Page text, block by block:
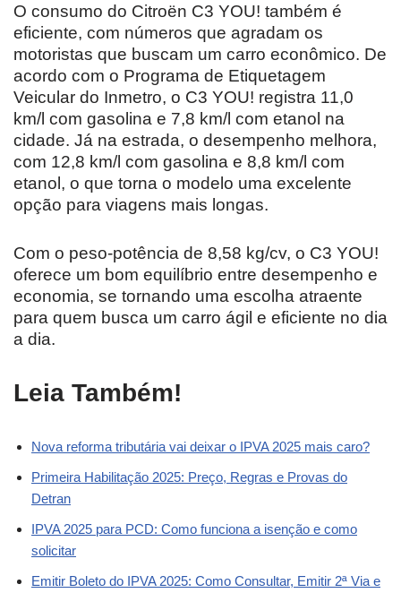
O consumo do Citroën C3 YOU! também é
eficiente, com números que agradam os
motoristas que buscam um carro econômico. De
acordo com o Programa de Etiquetagem
Veicular do Inmetro, o C3 YOU! registra 11,0
km/l com gasolina e 7,8 km/l com etanol na
cidade. Já na estrada, o desempenho melhora,
com 12,8 km/l com gasolina e 8,8 km/l com
etanol, o que torna o modelo uma excelente
opção para viagens mais longas.
Com o peso-potência de 8,58 kg/cv, o C3 YOU!
oferece um bom equilíbrio entre desempenho e
economia, se tornando uma escolha atraente
para quem busca um carro ágil e eficiente no dia
a dia.
Leia Também!
Nova reforma tributária vai deixar o IPVA 2025 mais caro?
Primeira Habilitação 2025: Preço, Regras e Provas do
Detran
IPVA 2025 para PCD: Como funciona a isenção e como
solicitar
Emitir Boleto do IPVA 2025: Como Consultar, Emitir 2ª Via e